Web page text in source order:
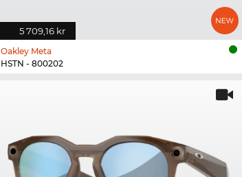
5 709,16 kr
Oakley Meta
HSTN - 800202